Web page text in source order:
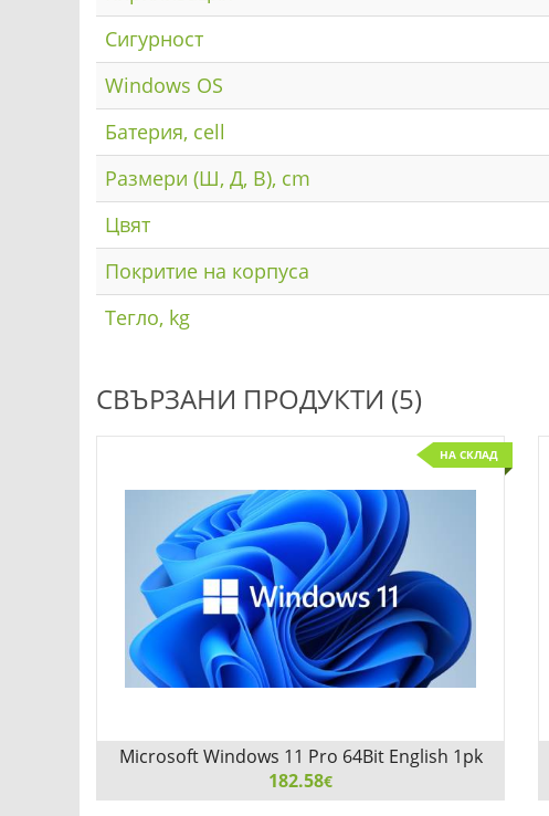
Сигурност
Windows OS
Батерия, cell
Размери (Ш, Д, В), cm
Цвят
Покритие на корпуса
Тегло, kg
СВЪРЗАНИ ПРОДУКТИ (5)
НА СКЛАД
Microsoft Windows 11 Pro 64Bit English 1pk
DSP OEI DVD
182.58€